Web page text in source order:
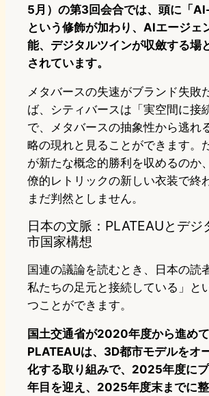
5月）の第3回会合では、頭に「
という修飾が加わり、AIエージェ
能、デジタルツインが収斂する場
されています。
メタバースの失速がブランド失敗
ば、シティバースは「実空間に接
で、メタバースの抽象性から逃れ
略の現れと見ることができます。
が新たな概念的勝利を収めるのか
僚的レトリックの新しい衣装で終
まだ判然としません。
日本の文脈：PLATEAUとデジ
市国家構想
国連の議論を読むとき、日本の読
私たちの足元と接続している」と
つことができます。
国土交通省が2020年度から進め
PLATEAUは、3D都市モデルをオ
化する取り組みで、2025年度に
年目を迎え、2025年度末までに